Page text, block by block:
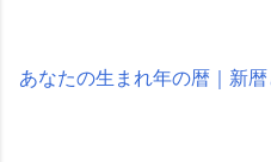
あなたの生まれ年の暦｜新